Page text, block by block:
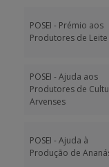
POSEI - Prémio aos
Produtores de Leite
POSEI - Ajuda aos
Produtores de
Arvenses
POSEI - Ajuda à
Produção de